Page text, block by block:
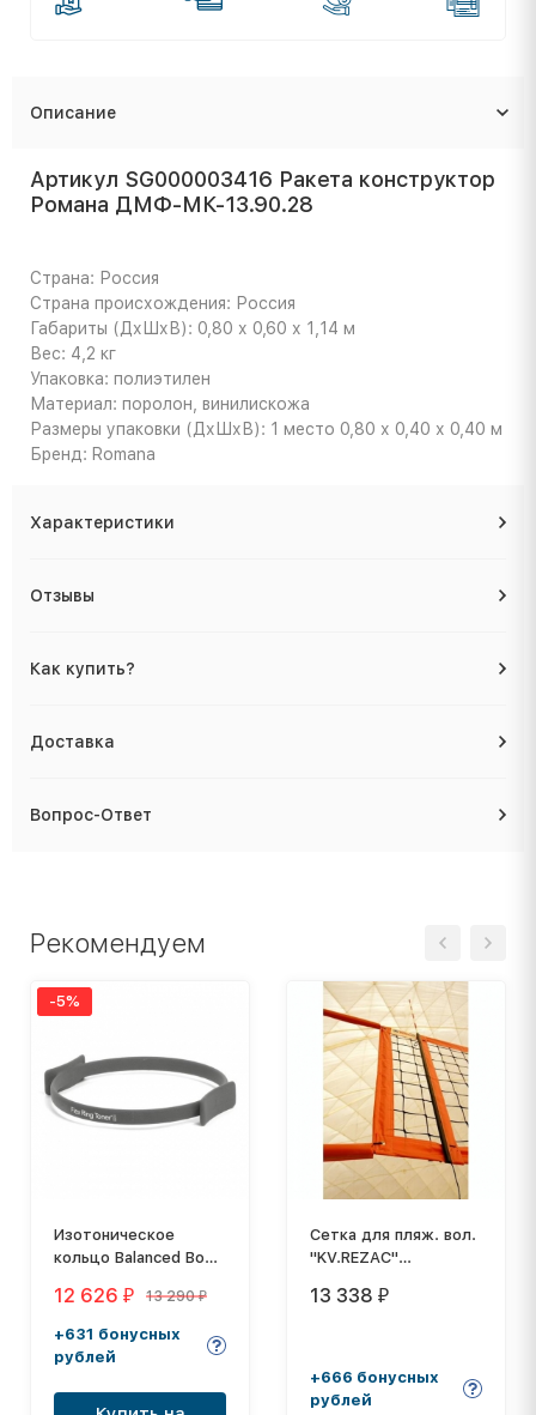
Описание
Артикул SG000003416 Ракета конструктор
Романа ДМФ-МК-13.90.28
Страна: Россия
Страна происхождения: Россия
Габариты (ДхШхВ): 0,80 х 0,60 х 1,14 м
Вес: 4,2 кг
Упаковка: полиэтилен
Материал: поролон, винилискожа
Размеры упаковки (ДхШхВ): 1 место 0,80 х 0,40 х 0,40 м
Бренд: Romana
Характеристики
Отзывы
Как купить?
Доставка
Вопрос-Ответ
Рекомендуем
-5%
Изотоническое
кольцо Balanced Body
030
12 626 ₽ 13 290₽
+631 бонусных
рублей
Сетка для пляж. вол.
"KV.REZAC"
мм
13 338 ₽
+666 бонусных
рублей